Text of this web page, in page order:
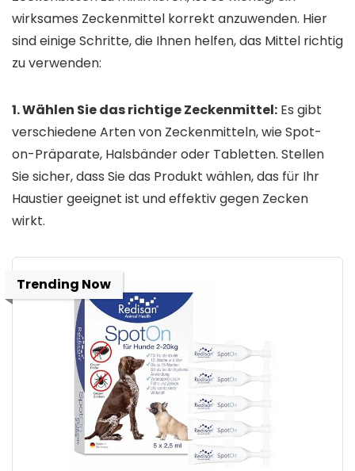
wirksames Zeckenmittel korrekt anzuwenden. Hier
sind einige Schritte, die Ihnen helfen, das Mittel richtig
zu verwenden:
1. Wählen Sie das richtige Zeckenmittel: Es gibt
verschiedene Arten von Zeckenmitteln, wie Spot-
on-Präparate, Halsbänder oder Tabletten. Stellen
Sie sicher, dass Sie das Produkt wählen, das für Ihr
Haustier geeignet ist und effektiv gegen Zecken
wirkt.
Trending Now